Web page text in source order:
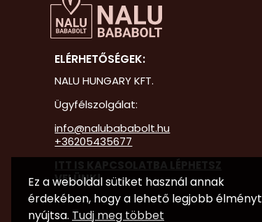
ELÉRHETŐSÉGEK:
NALU HUNGARY KFT.
Ügyfélszolgálat:
info@nalubababolt.hu
+36205435677
ITT IS KAPCSOLATBA LÉPHETSZ
VELÜNK!
Ez a weboldal sütiket használ annak
érdekében, hogy a lehető legjobb élményt
nyújtsa. Tudj meg többet